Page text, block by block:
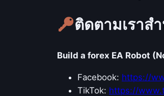
ติดตามเราส
Build a forex EA Robot
Facebook: https://
TikTok: https://